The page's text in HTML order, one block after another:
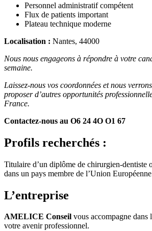
Personnel administratif compétent
Flux de patients important
Plateau technique moderne
Localisation : Nantes, 44000
Nous nous engageons à répondre à votre
semaine.
Laissez-nous vos coordonnées et nous
proposer d’autres opportunités
France.
Contactez-nous au O6 24 4O O1 67
Profils recherchés :
Titulaire d’un diplôme de chirurgien-dentiste
dans un pays membre de l’Union
L’entreprise
AMELICE Conseil vous accompagne dans
votre avenir professionnel.